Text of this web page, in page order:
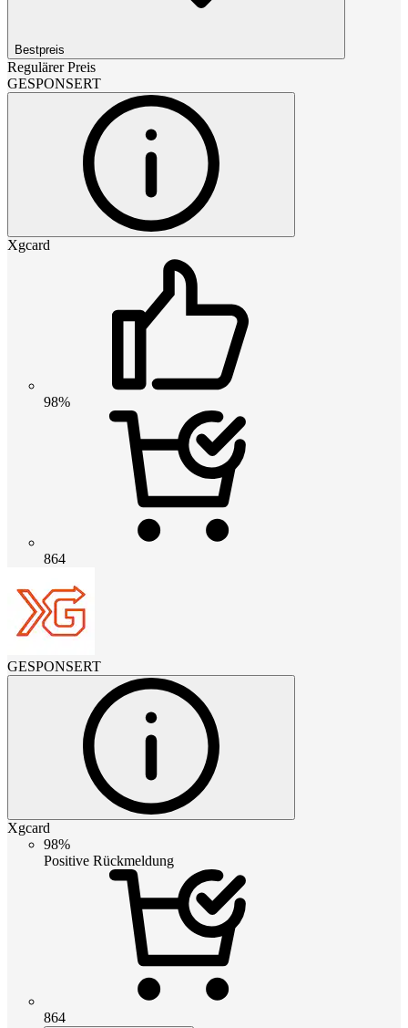
Bestpreis
Regulärer Preis
GESPONSERT
Xgcard
98%
864
GESPONSERT
Xgcard
98%
Positive Rückmeldung
864